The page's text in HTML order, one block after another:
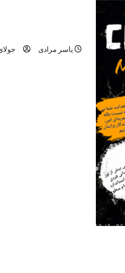
یاسر مرادی جولای 31,